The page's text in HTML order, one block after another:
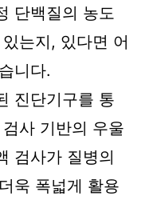
단백질의 농도
는지, 있다면 어
니다.
진단기구를 통
사 기반의 우울
검사가 질병의
욱 폭넓게 활용